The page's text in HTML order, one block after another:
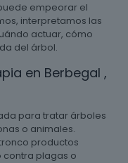
empeorar el
interpretamos las
actuar, cómo
del árbol.
en Berbegal ,
para tratar árboles
o animales.
productos
plagas o